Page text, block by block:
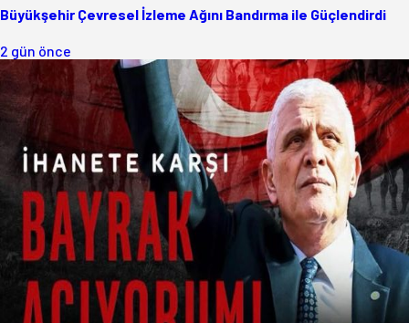
Büyükşehir Çevresel İzleme Ağını Bandırma ile Güçlendirdi
2 gün önce